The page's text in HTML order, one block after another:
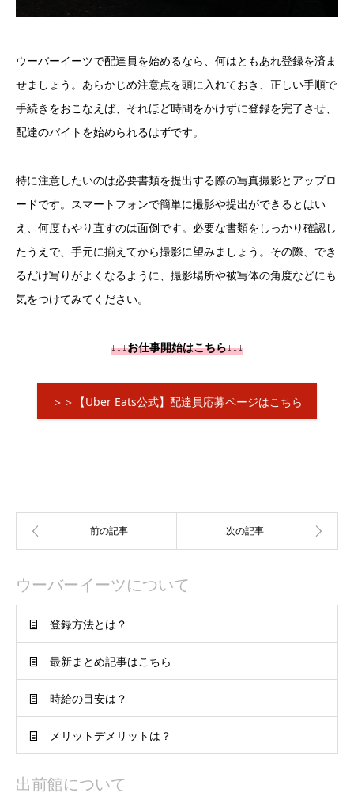
ウーバーイーツで配達員を始めるなら、何はともあれ登録を済ま
せましょう。あらかじめ注意点を頭に入れておき、正しい手順で
手続きをおこなえば、それほど時間をかけずに登録を完了させ、
配達のバイトを始められるはずです。
特に注意したいのは必要書類を提出する際の写真撮影とアップロ
ードです。スマートフォンで簡単に撮影や提出ができるとはい
え、何度もやり直すのは面倒です。必要な書類をしっかり確認し
たうえで、手元に揃えてから撮影に望みましょう。その際、でき
るだけ写りがよくなるように、撮影場所や被写体の角度などにも
気をつけてみてください。
↓↓↓お仕事開始はこちら↓↓↓
＞＞【Uber Eats公式】配達員応募ページはこちら
ウーバーイーツについて
登録方法とは？
最新まとめ記事はこちら
時給の目安は？
メリットデメリットは？
出前館について